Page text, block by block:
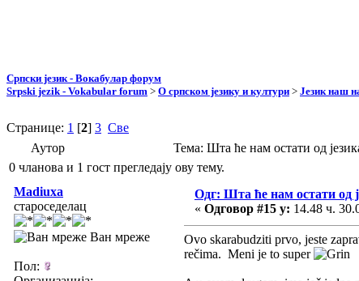
Српски језик - Вокабулар форум
Srpski jezik - Vokabular forum > О српском језику и култури > Језик наш
Странице: 1 [2] 3 Све
Аутор
Тема: Шта ће нам остати од
0 чланова и 1 гост прегледају ову тему.
Madiuxa
староседелац
Ван мреже
Пол:
Одг: Шта ће нам остати од
« Одговор #15 у: 14.48 ч.
Ovo skarabudziti prvo, jeste
rečima. Meni je to super